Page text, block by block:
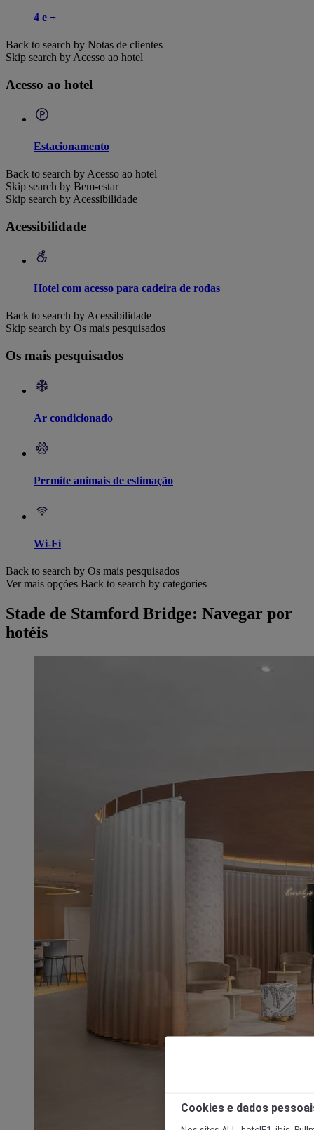
4 e +
Back to search by Notas de clientes
Skip search by Acesso ao hotel
Acesso ao hotel
Estacionamento
Back to search by Acesso ao hotel
Skip search by Bem-estar
Skip search by Acessibilidade
Acessibilidade
Hotel com acesso para cadeira de rodas
Back to search by Acessibilidade
Skip search by Os mais pesquisados
Os mais pesquisados
Ar condicionado
Permite animais de estimação
Wi-Fi
Back to search by Os mais pesquisados
Ver mais opções Back to search by categories
Stade de Stamford Bridge: Navegar por
hotéis
Cookies e dados